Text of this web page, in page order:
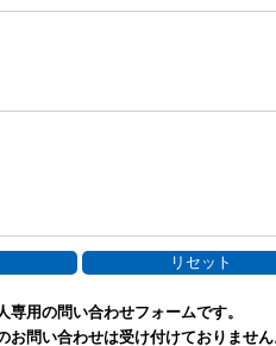
専用の問い合わせフォームです。
問い合わせは受け付けておりません